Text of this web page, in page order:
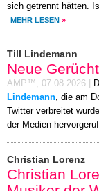
sich getrennt hätten.
MEHR LESEN »
Till Lindemann
Neue
AMP™, 07.08.2026
Lindemann , die am
Twitter verbreitet
der Medien
Christian Lorenz
Christian